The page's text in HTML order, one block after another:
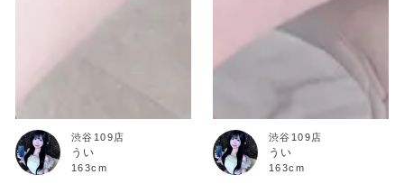
渋谷109店
うい
163cm
渋谷109店
うい
163cm